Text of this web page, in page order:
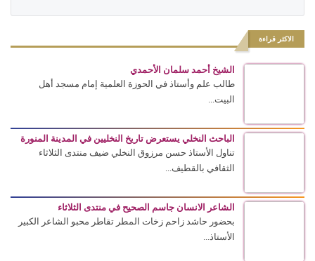
الاكثر قراءة
الشيخ أحمد سلمان الأحمدي
طالب علم وأستاذ في الحوزة العلمية إمام مسجد أهل
البيت...
الباحث النخلي يستعرض تاريخ النخليين في المدينة المنورة
تناول الأستاذ حسن مرزوق النخلي ضيف منتدى الثلاثاء
الثقافي بالقطيف...
الشاعر الانسان جاسم الصحيح في منتدى الثلاثاء
بحضور حاشد زاحم زخات المطر تقاطر محبو الشاعر الكبير
الأستاذ...